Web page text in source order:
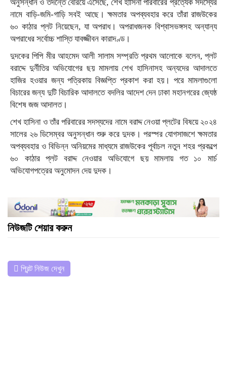
অনুসন্ধান ও তদন্তে বেরিয়ে এসেছে, শেখ হাসিনা পরিবারের প্রত্যেক সদস্যের
নামে বাড়ি-জমি-গাড়ি সবই আছে। ক্ষমতার অপব্যবহার করে তাঁরা রাজউকের
৬০ কাঠার প্লট নিয়েছেন, যা অপরাধ। অপরাধজনক বিশ্বাসভঙ্গসহ অন্যান্য
অপরাধের সর্বোচ্চ শাস্তি যাবজ্জীবন কারাদণ্ড।
দুদকের পিপি মীর আহমেদ আলী সালাম সম্প্রতি প্রথম আলোকে বলেন, প্লট
বরাদ্দে দুর্নীতির অভিযোগের ছয় মামলায় শেখ হাসিনাসহ অন্যদের আদালতে
হাজির হওয়ার জন্য পত্রিকায় বিজ্ঞপ্তি প্রকাশ করা হয়। পরে মামলাগুলো
বিচারের জন্য দুটি বিচারিক আদালতে বদলির আদেশ দেন ঢাকা মহানগরের জ্যেষ্ঠ
বিশেষ জজ আদালত।
শেখ হাসিনা ও তাঁর পরিবারের সদস্যদের নামে বরাদ্দ নেওয়া প্লটের বিষয়ে ২০২৪
সালের ২৬ ডিসেম্বর অনুসন্ধান শুরু করে দুদক। পরস্পর যোগসাজশে ক্ষমতার
অপব্যবহার ও বিভিন্ন অনিয়মের মাধ্যমে রাজউকের পূর্বাচল নতুন শহর প্রকল্পে
৬০ কাঠার প্লট বরাদ্দ নেওয়ার অভিযোগে ছয় মামলায় গত ১০ মার্চ
অভিযোগপত্রের অনুমোদন দেয় দুদক।
নিউজটি শেয়ার করুন
প্রিন্ট নিউজ দেখুন